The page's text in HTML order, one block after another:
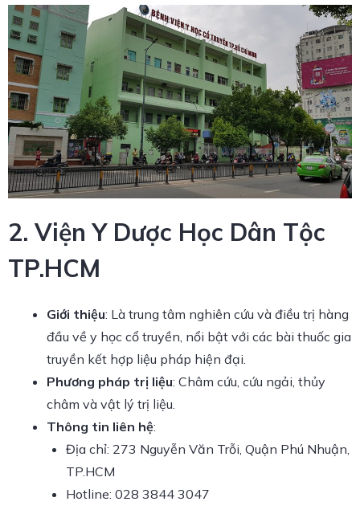
2. Viện Y Dược Học Dân Tộc
TP.HCM
Giới thiệu: Là trung tâm nghiên cứu và điều trị hàng
đầu về y học cổ truyền, nổi bật với các bài thuốc gia
truyền kết hợp liệu pháp hiện đại.
Phương pháp trị liệu: Châm cứu, cứu ngải, thủy
châm và vật lý trị liệu.
Thông tin liên hệ:
Địa chỉ: 273 Nguyễn Văn Trỗi, Quận Phú Nhuận,
TP.HCM
Hotline: 028 3844 3047